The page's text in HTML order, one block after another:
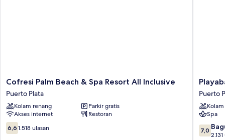
Cofresi
Palm
Beach
&
Spa
Resort
All
Cofresi Palm Beach & Spa Resort All Inclusive
Puerto Plata
Kolam renang
Parkir gratis
Akses internet
Restoran
6.6
dari
6,6 1.518 ulasan
-
All
inclusive
Puerto
Plata
Puerto
Spa
7.0
dari
7,0